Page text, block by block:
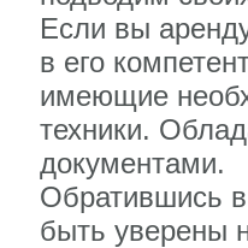
Если вы
в его
имеющие
техники.
документами.
Обратившись
быть уверены